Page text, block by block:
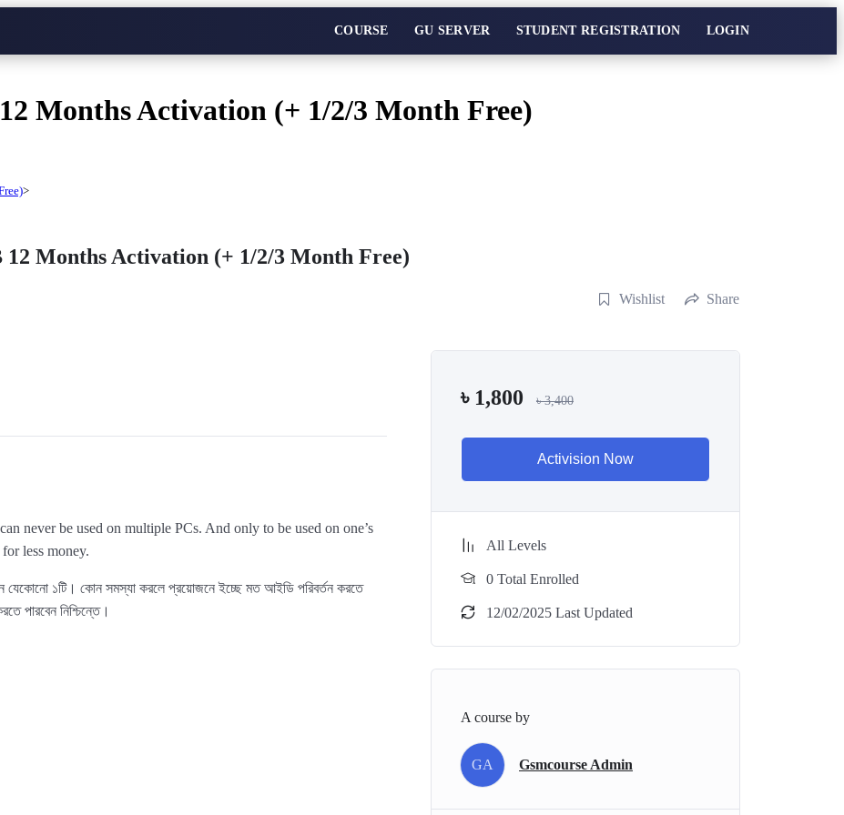
COURSE GU SERVER STUDENT REGISTRATION LOGIN
Months Activation (+ 1/2/3 Month Free)
>
Months Activation (+ 1/2/3 Month Free)
Wishlist Share
never be used on multiple PCs. And only to be used on one’s
less money.
যেকোনো ১টি। কোন সমস্যা করলে প্রয়োজনে ইচ্ছে মত আইডি পরিবর্তন করতে
পারবেন নিশ্চিন্তে।
৳ 1,800 ৳3,400
Activision Now
All Levels
0 Total Enrolled
12/02/2025 Last Updated
A course by
GA Gsmcourse Admin